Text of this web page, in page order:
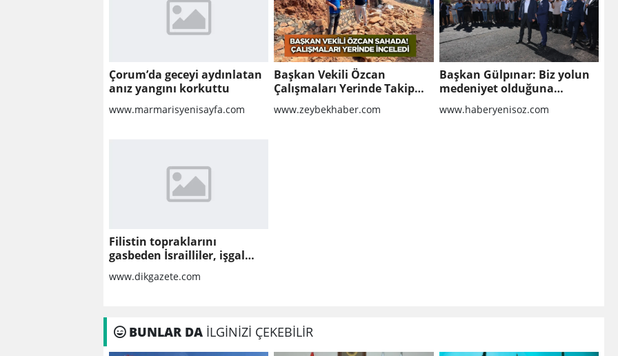
Çorum’da geceyi aydınlatan
anız yangını korkuttu
www.marmarisyenisayfa.com
Başkan Vekili Özcan
Çalışmaları Yerinde Takip
www.zeybekhaber.com
Başkan Gülpınar: Biz yolun
medeniyet olduğuna
inanıyoruz
www.haberyenisoz.com
Filistin topraklarını
gasbeden İsrailliler, işgal
altındaki Batı Şeria’daki
saldırılarını sürdürdü
www.dikgazete.com
BUNLAR DA İLGİNİZİ ÇEKEBİLİR